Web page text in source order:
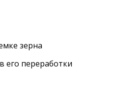
зерна
его переработки